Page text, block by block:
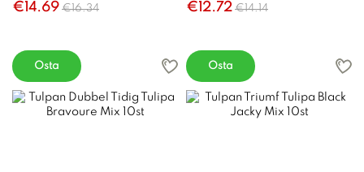
€14.69 €16.34
Osta
€12.72 €14.14
Osta